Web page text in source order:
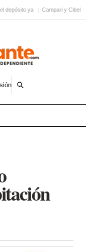
depósito ya Campari y